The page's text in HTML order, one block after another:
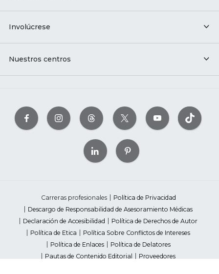
Involúcrese
Nuestros centros
Carreras profesionales
Política de Privacidad
Descargo de Responsabilidad de Asesoramiento Médicas
Declaración de Accesibilidad
Política de Derechos de Autor
Política de Etica
Política Sobre Conflictos de Intereses
Política de Enlaces
Política de Delatores
Pautas de Contenido Editorial
Proveedores